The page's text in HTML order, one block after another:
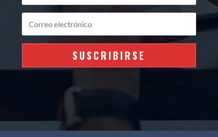
SUSCRIBIRSE